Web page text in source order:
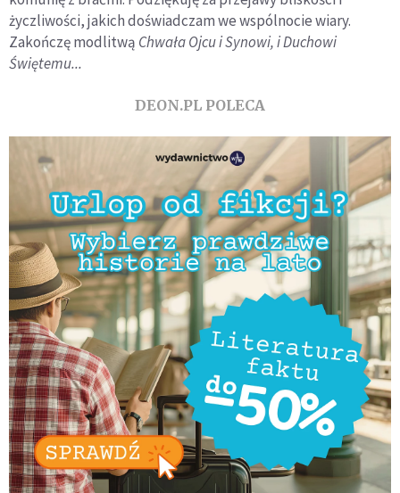
życzliwości, jakich doświadczam we wspólnocie wiary.
Zakończę modlitwą Chwała Ojcu i Synowi, i Duchowi
Świętemu...
DEON.PL POLECA